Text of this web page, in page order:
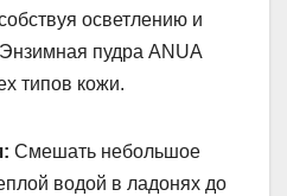
осветлению и
пудра ANUA
типов кожи.
Смешать небольшое
водой в ладонях до